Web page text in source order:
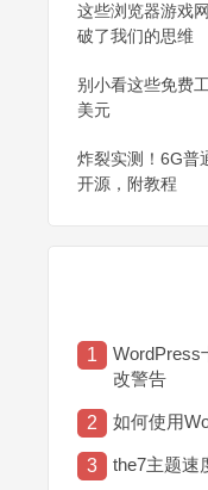
这些浏览器游戏
破了我们的思维
别小看这些免费
美元
炸裂实测！6G普
开源，附教程
1
WordPress
改警告
2 如何使用
3 the7主题速